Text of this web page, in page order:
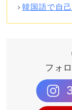
韓国語で自
フォ